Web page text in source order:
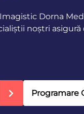
Dorna
noștri
Programare